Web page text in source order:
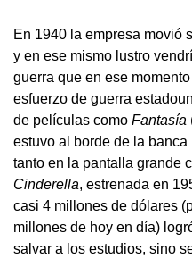
En 1940 la empresa movió
y en ese mismo lustro
guerra que en ese
esfuerzo de guerra
de películas como Fantasía
estuvo al borde de la
tanto en la pantalla grande
Cinderella, estrenada en
casi 4 millones de dólares
millones de hoy en día)
salvar a los estudios, sino